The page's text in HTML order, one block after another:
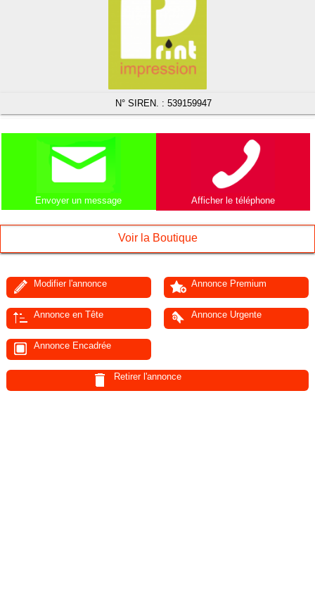
N° SIREN. : 539159947
Envoyer un message Afficher le téléphone
Voir la Boutique
Modifier l'annonce Annonce Premium
Annonce en Tête Annonce Urgente
Annonce Encadrée
Retirer l'annonce